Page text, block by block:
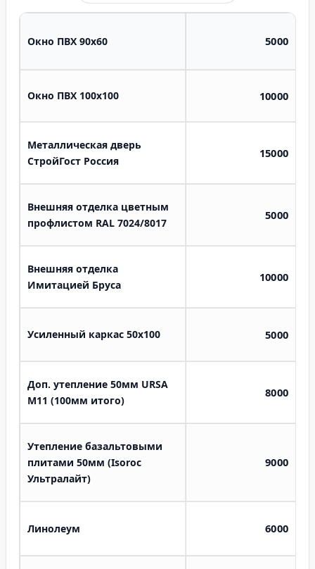
Окно ПВХ 90х60 5000
Окно ПВХ 100х100 10000
Металлическая дверь
СтройГост Россия
15000
Внешняя отделка цветным
профлистом RAL 7024/8017
5000
Внешняя отделка
Имитацией Бруса
10000
Усиленный каркас 50х100 5000
Доп. утепление 50мм URSA
M11 (100мм итого)
8000
Утепление базальтовыми
плитами 50мм (Isoroc
Ультралайт)
9000
Линолеум 6000